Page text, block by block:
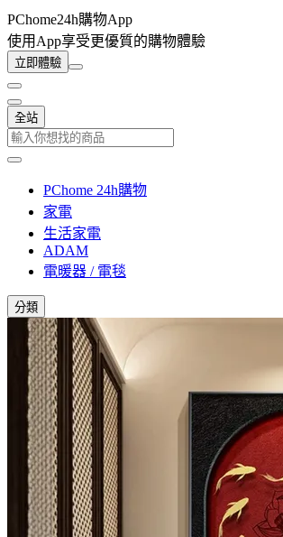
PChome24h購物App
使用App享受更優質的購物體驗
立即體驗
全站
PChome 24h購物
家電
生活家電
ADAM
電暖器 / 電毯
分類